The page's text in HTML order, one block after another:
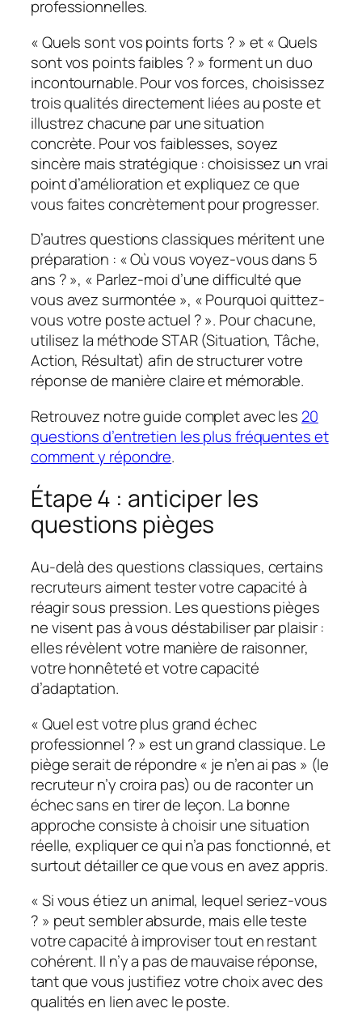
professionnelles.
« Quels sont vos points forts ? » et « Quels
sont vos points faibles ? » forment un duo
incontournable. Pour vos forces, choisissez
trois qualités directement liées au poste et
illustrez chacune par une situation
concrète. Pour vos faiblesses, soyez
sincère mais stratégique : choisissez un vrai
point d’amélioration et expliquez ce que
vous faites concrètement pour progresser.
D’autres questions classiques méritent une
préparation : « Où vous voyez-vous dans 5
ans ? », « Parlez-moi d’une difficulté que
vous avez surmontée », « Pourquoi quittez-
vous votre poste actuel ? ». Pour chacune,
utilisez la méthode STAR (Situation, Tâche,
Action, Résultat) afin de structurer votre
réponse de manière claire et mémorable.
Retrouvez notre guide complet avec les 20
questions d’entretien les plus fréquentes et
comment y répondre.
Étape 4 : anticiper les
questions pièges
Au-delà des questions classiques, certains
recruteurs aiment tester votre capacité à
réagir sous pression. Les questions pièges
ne visent pas à vous déstabiliser par plaisir :
elles révèlent votre manière de raisonner,
votre honnêteté et votre capacité
d’adaptation.
« Quel est votre plus grand échec
professionnel ? » est un grand classique. Le
piège serait de répondre « je n’en ai pas » (le
recruteur n’y croira pas) ou de raconter un
échec sans en tirer de leçon. La bonne
approche consiste à choisir une situation
réelle, expliquer ce qui n’a pas fonctionné, et
surtout détailler ce que vous en avez appris.
« Si vous étiez un animal, lequel seriez-vous
? » peut sembler absurde, mais elle teste
votre capacité à improviser tout en restant
cohérent. Il n’y a pas de mauvaise réponse,
tant que vous justifiez votre choix avec des
qualités en lien avec le poste.